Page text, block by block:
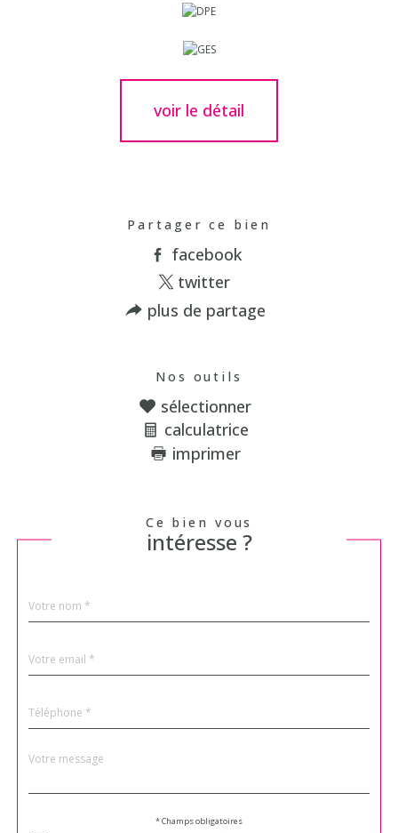
voir le détail
Partager ce bien
facebook
twitter
plus de partage
Nos outils
sélectionner
calculatrice
imprimer
Ce bien vous
intéresse ?
par
*
*
*
Fieldset
Message
*
* Champs obligatoires